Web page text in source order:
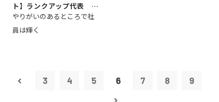
ト】ランクアップ代表 岩
崎裕美子
やりがいのあるところで社
員は輝く
3 4 5 6 7 8 9